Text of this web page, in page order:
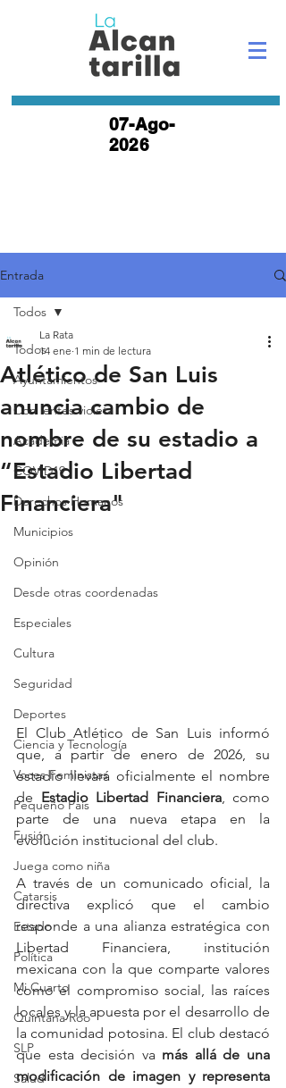
07-Ago-
2026
Entrada
Todos
Ayuntamientos
Con lentes violeta
Academia
COVID19
Derechos Humanos
Municipios
Opinión
Desde otras coordenadas
Especiales
Cultura
Seguridad
Deportes
Ciencia y Tecnología
Voces Feministas
Pequeño País
Fusión
Juega como niña
Catarsis
Estado
Política
Mi Cuarto
Quintana Roo
SLP
Salud
Todos
Atlético de San Luis
anuncia cambio de
nombre de su estadio a
“Estadio Libertad
Financiera"
La Rata
14 ene 1 min de lectura
El Club Atlético de San Luis informó
que, a partir de enero de 2026, su
estadio llevará oficialmente el nombre
de Estadio Libertad Financiera, como
parte de una nueva etapa en la
evolución institucional del club.
A través de un comunicado oficial, la
directiva explicó que el cambio
responde a una alianza estratégica con
Libertad Financiera, institución
mexicana con la que comparte valores
como el compromiso social, las raíces
locales y la apuesta por el desarrollo de
la comunidad potosina. El club destacó
que esta decisión va más allá de una
modificación de imagen y representa